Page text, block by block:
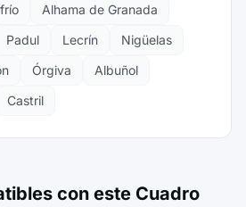
Alhama de Granada
Padul Lecrín
Nigüelas
Órgiva
Albuñol
Castril
con este Cuadro